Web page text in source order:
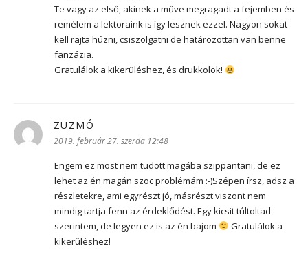
Te vagy az első, akinek a műve megragadt a fejemben és
remélem a lektoraink is így lesznek ezzel. Nagyon sokat
kell rajta húzni, csiszolgatni de határozottan van benne
fanzázia.
Gratulálok a kikerüléshez, és drukkolok!
ZUZMÓ
2019. február 27. szerda 12:48
Engem ez most nem tudott magába szippantani, de ez
lehet az én magán szoc problémám :-)Szépen írsz, adsz a
részletekre, ami egyrészt jó, másrészt viszont nem
mindig tartja fenn az érdeklődést. Egy kicsit túltoltad
szerintem, de legyen ez is az én bajom
Gratulálok a
kikerüléshez!